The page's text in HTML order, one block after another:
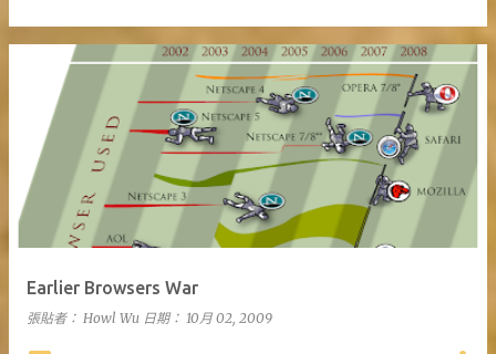
Earlier Browsers War
張貼者： Howl Wu 日期： 10月 02, 2009